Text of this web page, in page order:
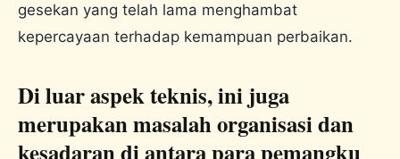
gesekan yang telah lama menghambat
kepercayaan terhadap kemampuan perbaikan.
Di luar aspek teknis, ini juga
merupakan masalah organisasi dan
kesadaran di antara para pemangku